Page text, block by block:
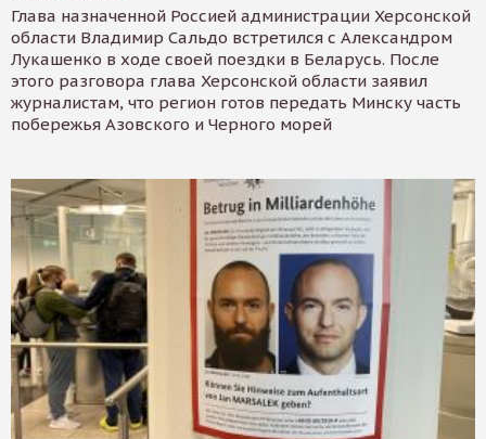
Глава назначенной Россией администрации Херсонской
области Владимир Сальдо встретился с Александром
Лукашенко в ходе своей поездки в Беларусь. После
этого разговора глава Херсонской области заявил
журналистам, что регион готов передать Минску часть
побережья Азовского и Черного морей